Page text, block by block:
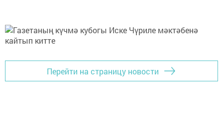
Перейти на страницу новости